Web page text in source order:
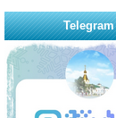
Telegram